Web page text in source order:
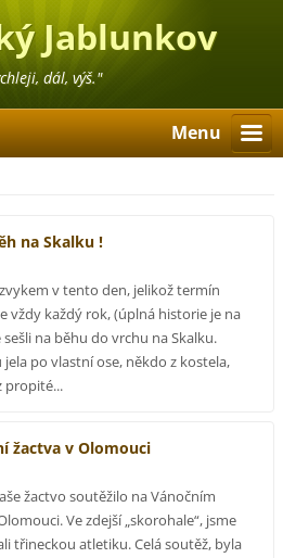
Jablunkov
dál, výš."
Menu
na Skalku !
v tento den, jelikož termín
vždy každý rok, (úplná historie je na
na běhu do vrchu na Skalku.
po vlastní ose, někdo z kostela,
propité...
žactva v Olomouci
žactvo soutěžilo na Vánočním
Ve zdejší „skorohale“, jsme
třineckou atletiku. Celá soutěž, byla